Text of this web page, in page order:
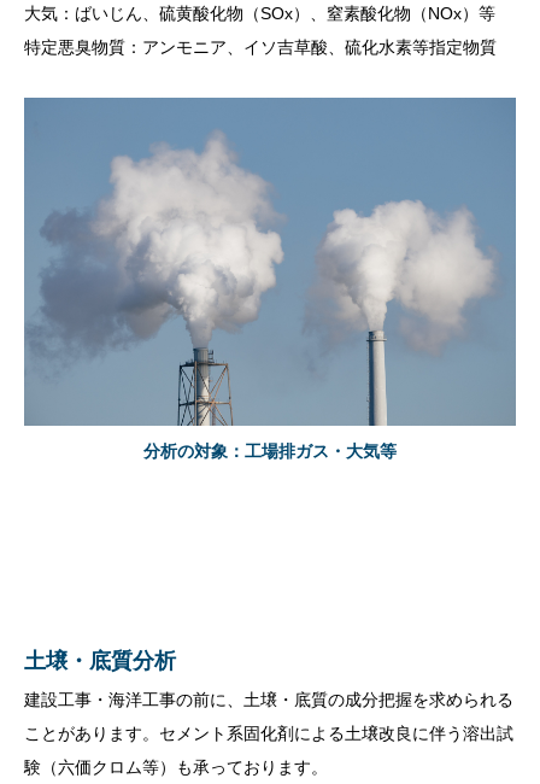
大気：ばいじん、硫黄酸化物（SOx）、窒素酸化物（NOx）等
特定悪臭物質：アンモニア、イソ吉草酸、硫化水素等指定物質
分析の対象：工場排ガス・大気等
土壌・底質分析
建設工事・海洋工事の前に、土壌・底質の成分把握を求められる
ことがあります。セメント系固化剤による土壌改良に伴う溶出試
験（六価クロム等）も承っております。